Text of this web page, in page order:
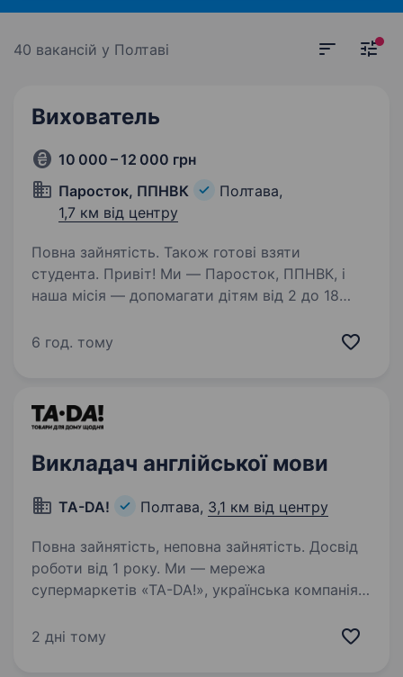
40 вакансій у Полтаві
Вихователь
10 000 – 12 000 грн
Паросток, ППНВК
Полтава,
1,7 км від центру
Повна зайнятість. Також готові взяти
студента. Привіт! Ми — Паросток, ППНВК, і
наша місія — допомагати дітям від 2 до 18
щасливими й впевненими у собі. Якщо
6 год. тому
Викладач англійської мови
TA-DA! Полтава, 3,1 км від центру
Повна зайнятість, неповна зайнятість. Досвід
роботи від 1 року. Ми — мережа
супермаркетів «TA-DA!», українська компанія,
Україні. Невпинно рухатись уперед — це наш
2 дні тому